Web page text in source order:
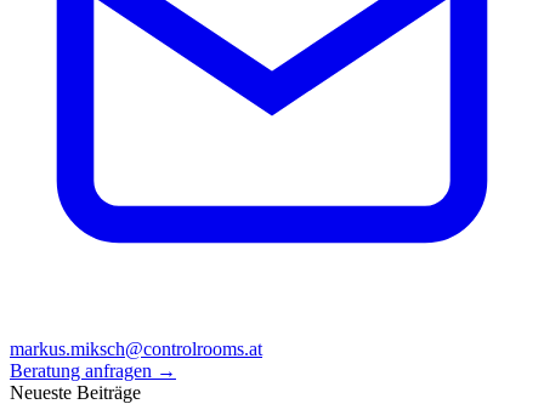
markus.miksch@controlrooms.at
Beratung anfragen →
Neueste Beiträge